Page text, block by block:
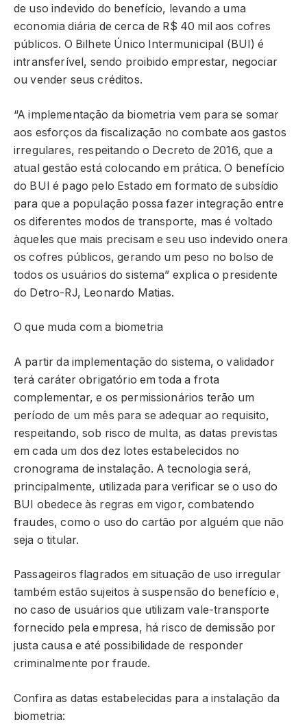
de uso indevido do benefício, levando a uma
economia diária de cerca de R$ 40 mil aos cofres
públicos. O Bilhete Único Intermunicipal (BUI) é
intransferível, sendo proibido emprestar, negociar
ou vender seus créditos.
“A implementação da biometria vem para se somar
aos esforços da fiscalização no combate aos gastos
irregulares, respeitando o Decreto de 2016, que a
atual gestão está colocando em prática. O benefício
do BUI é pago pelo Estado em formato de subsídio
para que a população possa fazer integração entre
os diferentes modos de transporte, mas é voltado
àqueles que mais precisam e seu uso indevido onera
os cofres públicos, gerando um peso no bolso de
todos os usuários do sistema” explica o presidente
do Detro-RJ, Leonardo Matias.
O que muda com a biometria
A partir da implementação do sistema, o validador
terá caráter obrigatório em toda a frota
complementar, e os permissionários terão um
período de um mês para se adequar ao requisito,
respeitando, sob risco de multa, as datas previstas
em cada um dos dez lotes estabelecidos no
cronograma de instalação. A tecnologia será,
principalmente, utilizada para verificar se o uso do
BUI obedece às regras em vigor, combatendo
fraudes, como o uso do cartão por alguém que não
seja o titular.
Passageiros flagrados em situação de uso irregular
também estão sujeitos à suspensão do benefício e,
no caso de usuários que utilizam vale-transporte
fornecido pela empresa, há risco de demissão por
justa causa e até possibilidade de responder
criminalmente por fraude.
Confira as datas estabelecidas para a instalação da
biometria: